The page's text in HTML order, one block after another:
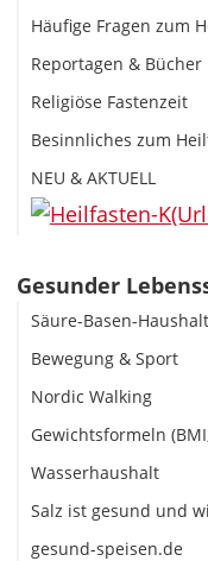
Häufige Fragen zum
Reportagen & Bücher
Religiöse Fastenzeit
Besinnliches zum
NEU & AKTUELL
Gesunder
Säure-Basen-Haushalt
Bewegung & Sport
Nordic Walking
Gewichtsformeln
Wasserhaushalt
Salz ist gesund und
gesund-speisen.de